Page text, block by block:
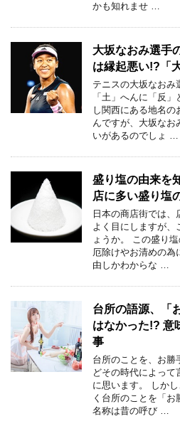
かも知れませ …
大坂なおみ選手
は縁起悪い!?「
テニスの大坂なおみ
「土」へんに「反
し関西にある地名
んですが、大坂なお
いがあるのでしょ …
盛り塩の由来を
店に多い盛り塩
日本の商店街では
よく目にしますが、
ょうか。 この盛り
厄除けやお清めの為
由しかわからな …
台所の語源、「
はなかった!? 意
事
台所のことを、お勝
どその時代によって
に思います。 しか
く台所のことを「
名称は昔の呼び …